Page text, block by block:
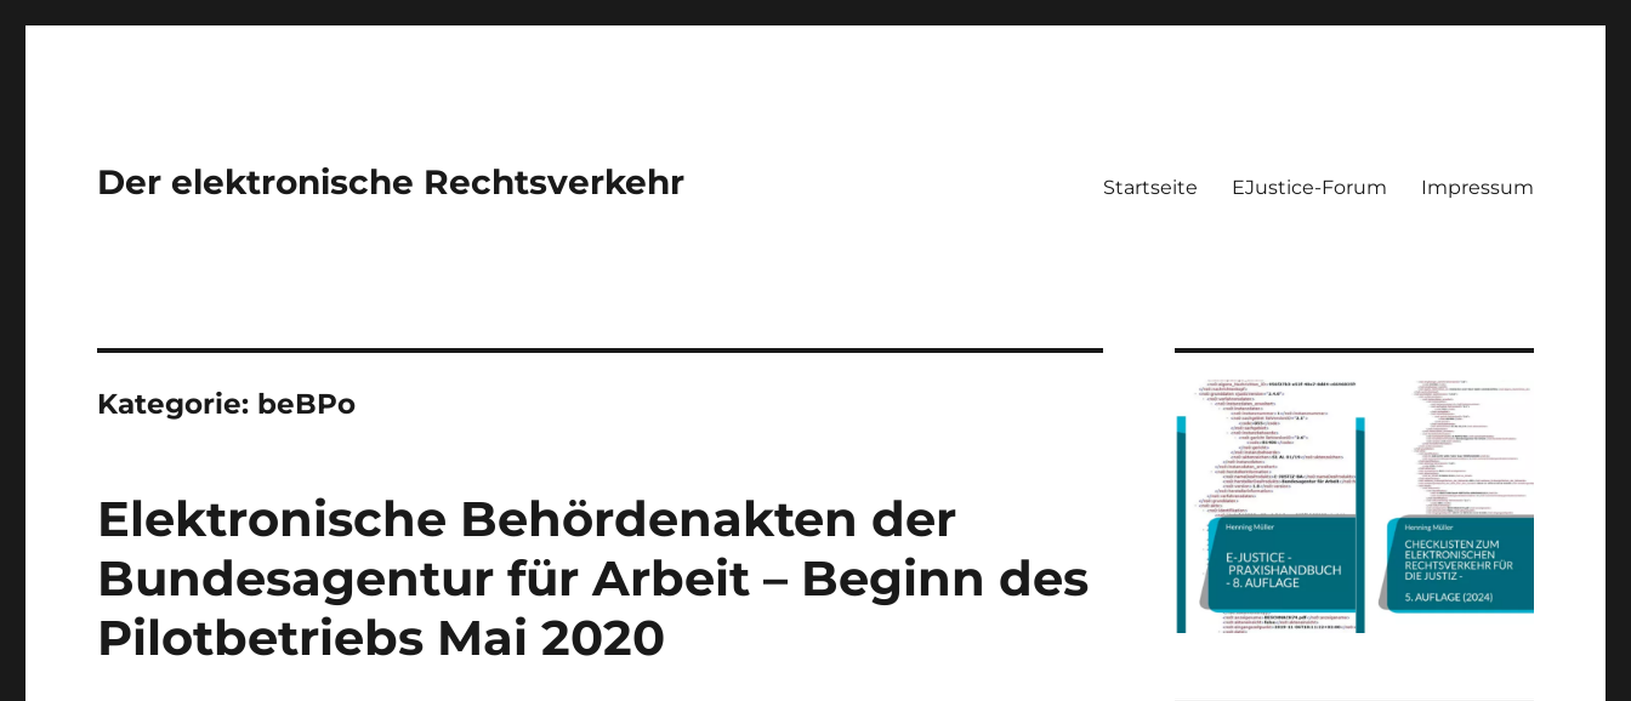
Der elektronische Rechtsverkehr Startseite EJustice-Forum Impressum
Kategorie: beBPo
Elektronische Behördenakten der
Bundesagentur für Arbeit – Beginn des
Pilotbetriebs Mai 2020